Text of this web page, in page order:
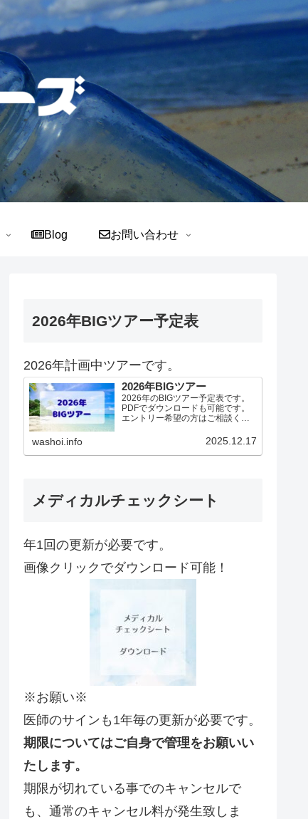
Blog お問い合わせ
2026年BIGツアー予定表
2026年計画中ツアーです。
2026年BIGツアー
2026年のBIGツアー予定表です。
PDFでダウンロードも可能です。
エントリー希望の方はご相談くだ
より変動ありますので、ご確認く
新）ダウンロードPDFでアップロ
washoi.info 2025.12.17
メディカルチェックシート
年1回の更新が必要です。
画像クリックでダウンロード可能！
※お願い※
医師のサインも1年毎の更新が必要です。
期限についてはご自身で管理をお願いい
たします。
期限が切れている事でのキャンセルで
も、通常のキャンセル料が発生致しま